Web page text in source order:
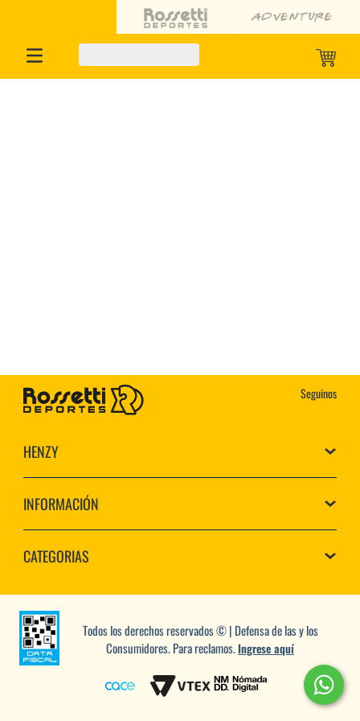
Seguinos
HENZY
INFORMACIÓN
CATEGORIAS
Todos los derechos reservados © | Defensa de las y los
Consumidores. Para reclamos.Ingrese aquí